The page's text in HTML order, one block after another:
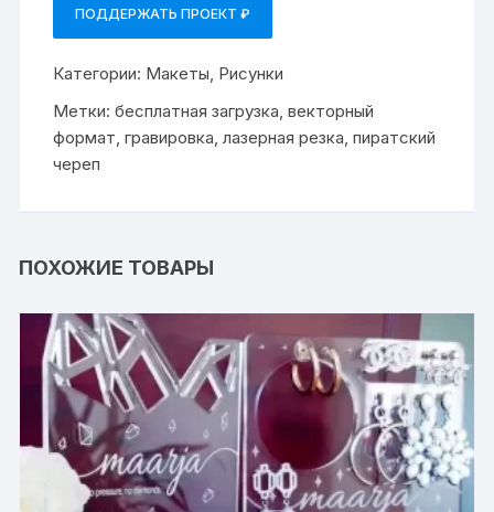
ПОДДЕРЖАТЬ ПРОЕКТ ₽
Категории: Макеты Рисунки
Метки:бесплатная загрузка ,векторный
формат ,гравировка ,лазерная резка ,пиратский
череп
ПОХОЖИЕ ТОВАРЫ